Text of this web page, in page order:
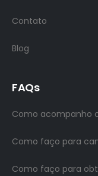
Contato
Blog
FAQs
Como acompanho
Como faço para
Como faço para